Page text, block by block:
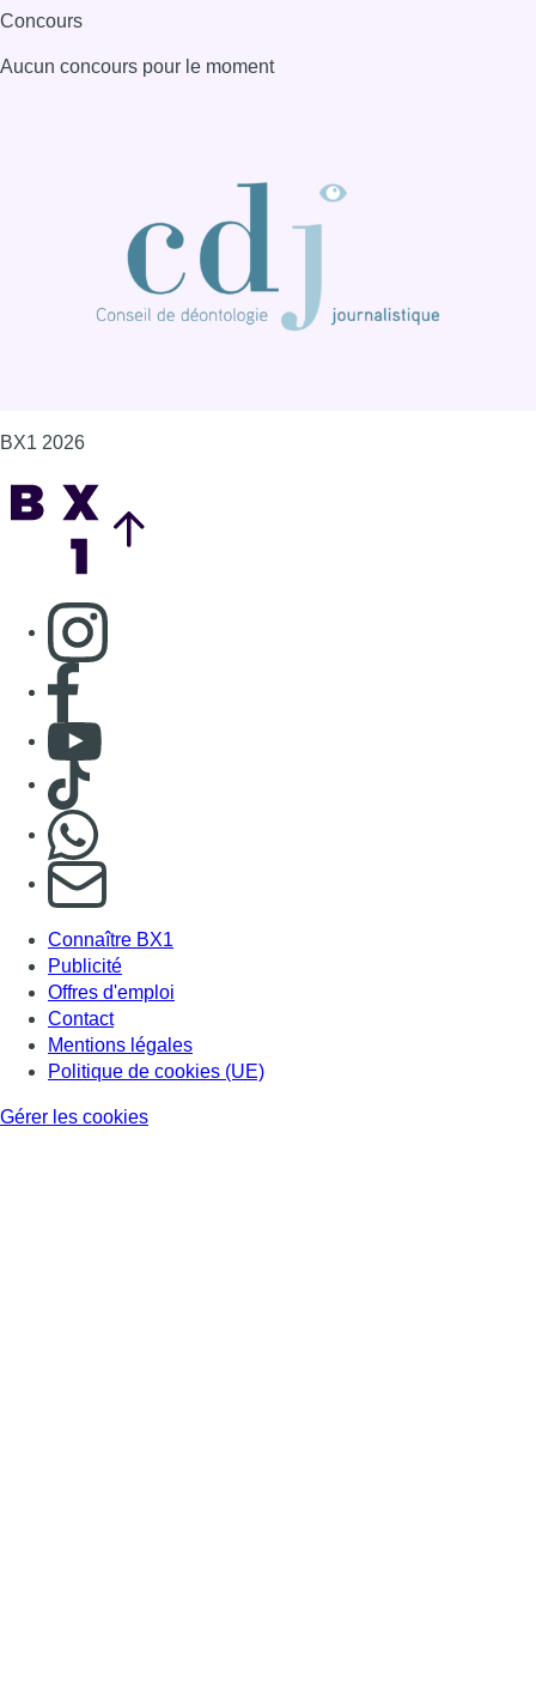
Concours
Aucun concours pour le moment
BX1 2026
Consulter page Instagram
Consulter page Facebook
Consulter Youtube
Consulter TikTok
S'abonner à notre newsletter
Connaître BX1
Publicité
Offres d'emploi
Contact
Mentions légales
Politique de cookies (UE)
Gérer les cookies